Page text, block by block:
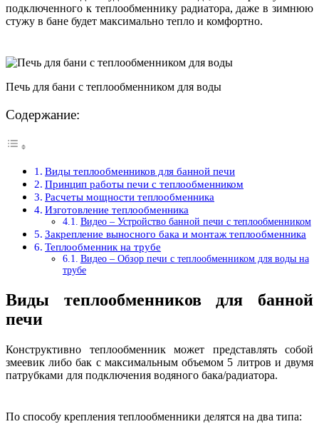
подключенного к теплообменнику радиатора, даже в зимнюю
стужу в бане будет максимально тепло и комфортно.
Печь для бани с теплообменником для воды
Содержание:
Виды теплообменников для банной печи
Принцип работы печи с теплообменником
Расчеты мощности теплообменника
Изготовление теплообменника
Видео – Устройство банной печи с теплообменником
Закрепление выносного бака и монтаж теплообменника
Теплообменник на трубе
Видео – Обзор печи с теплообменником для воды на
трубе
Виды теплообменников для банной
печи
Конструктивно теплообменник может представлять собой
змеевик либо бак с максимальным объемом 5 литров и двумя
патрубками для подключения водяного бака/радиатора.
По способу крепления теплообменники делятся на два типа: